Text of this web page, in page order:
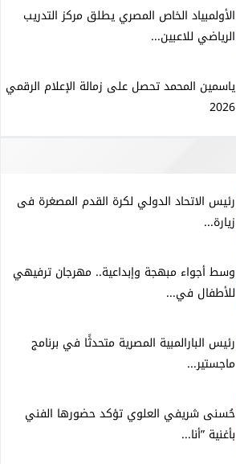
الأولمبياد الخاص المصري يطلق مركز التدريب
الرياضي للاعبين...
ياسمين المحمد تحصل على زمالة الإعلام الرقمي
2026
رئيس الاتحاد الدولي لكرة القدم المصغرة فى
زيارة...
وسط أجواء مبهجة وإبداعية.. مهرجان ترفيهي
للأطفال في...
رئيس البارالمبية المصرية متحدثًا في برنامج
ماجستير...
حُسنى شريفي العلوي تؤكد حضورها الفني
بأغنية ”أنا...